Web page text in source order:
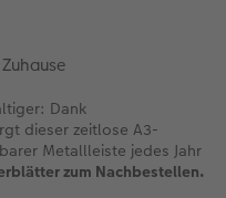
Dank
dieser zeitlose A3-
Metallleiste jedes Jahr
zum Nachbestellen.